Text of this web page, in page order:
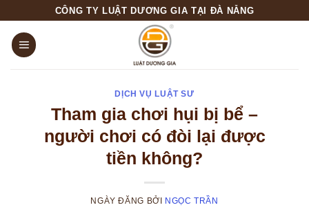
content
CÔNG TY LUẬT DƯƠNG GIA TẠI ĐÀ NẴNG
DỊCH VỤ LUẬT SƯ
Tham gia chơi hụi bị bể –
người chơi có đòi lại được
tiền không?
NGÀY ĐĂNG BỞI NGỌC TRẦN